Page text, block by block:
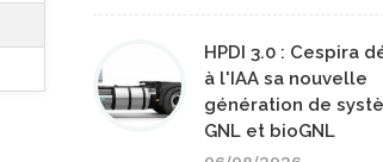
HPDI 3.0 : Cespira
à l'IAA sa nouvelle
génération de
GNL et bioGNL